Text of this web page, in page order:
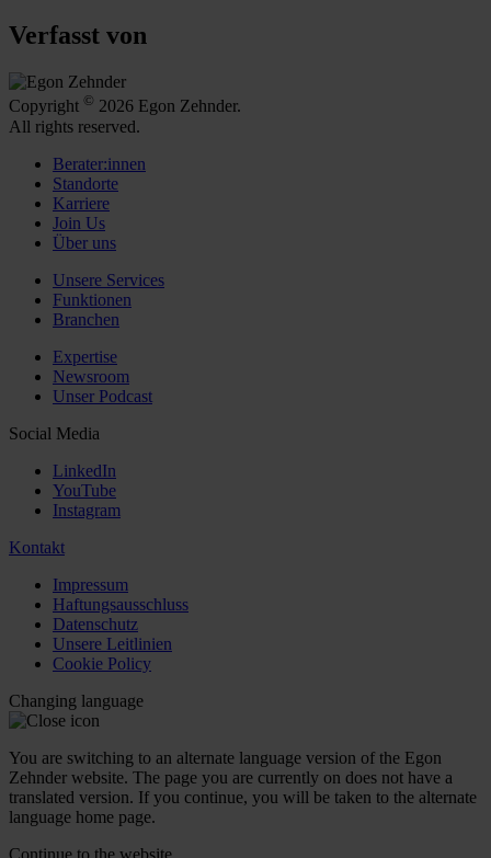
Verfasst von
Copyright © 2026 Egon Zehnder.
All rights reserved.
Berater:innen
Standorte
Karriere
Join Us
Über uns
Unsere Services
Funktionen
Branchen
Expertise
Newsroom
Unser Podcast
Social Media
LinkedIn
YouTube
Instagram
Kontakt
Impressum
Haftungsausschluss
Datenschutz
Unsere Leitlinien
Cookie Policy
Changing language
You are switching to an alternate language version of the Egon
Zehnder website. The page you are currently on does not have a
translated version. If you continue, you will be taken to the alternate
language home page.
Continue to the website